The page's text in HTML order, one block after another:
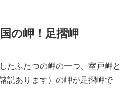
の岬！足摺岬
たふたつの岬の一つ、室戸岬と
説あります）の岬が足摺岬で